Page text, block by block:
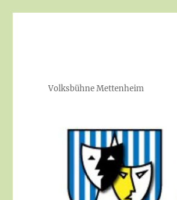
Volksbühne Mettenheim